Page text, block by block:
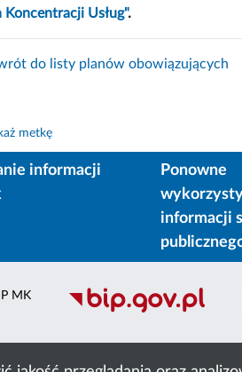
Koncentracji Usług".
do listy planów obowiązujących
metkę
informacji
Ponowne
informacji
MK